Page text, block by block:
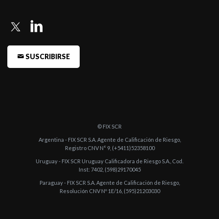
de tres Fo ...
-FIX (afiliada de Fitch Ratings) confirma calificación al Fondo SBS
Gestión ...
FIX (afiliada de Fitch Ratings) comenta acciones de calificación
FIX (afiliada de Fitch Ratings) comenta acciones de calificación
de 13 Fond ...
SUSCRIBIRSE
© FIX SCR
Argentina - FIX SCR S.A. Agente de Calificación de Riesgo,
Registro CNV N° 9, (+5411)52358100
Uruguay - FIX SCR Uruguay Calificadora de Riesgo S.A., Cod.
Inst: 7402, (598)29170045
Paraguay - FIX SCR S.A. Agente de Calificación de Riesgo,
Resolución CNV Nº 1E/16, (595)21203030